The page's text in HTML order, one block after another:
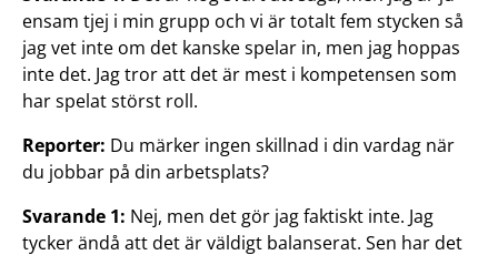
ensam tjej i min grupp och vi är totalt fem stycken så
jag vet inte om det kanske spelar in, men jag hoppas
inte det. Jag tror att det är mest i kompetensen som
har spelat störst roll.
Reporter: Du märker ingen skillnad i din vardag när
du jobbar på din arbetsplats?
Svarande 1: Nej, men det gör jag faktiskt inte. Jag
tycker ändå att det är väldigt balanserat. Sen har det